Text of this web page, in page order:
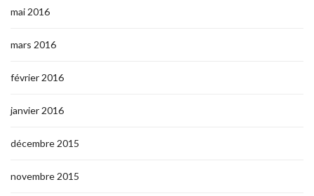
mai 2016
mars 2016
février 2016
janvier 2016
décembre 2015
novembre 2015